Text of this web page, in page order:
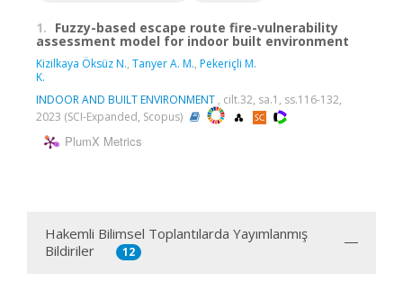
1. Fuzzy-based escape route fire-vulnerability
assessment model for indoor built environment
Kizilkaya Öksüz N., Tanyer A. M., Pekeriçli M.
K.
INDOOR AND BUILT ENVIRONMENT , cilt.32, sa.1, ss.116-132,
2023 (SCI-Expanded, Scopus)
PlumX Metrics
Hakemli Bilimsel Toplantılarda Yayımlanmış
Bildiriler
12